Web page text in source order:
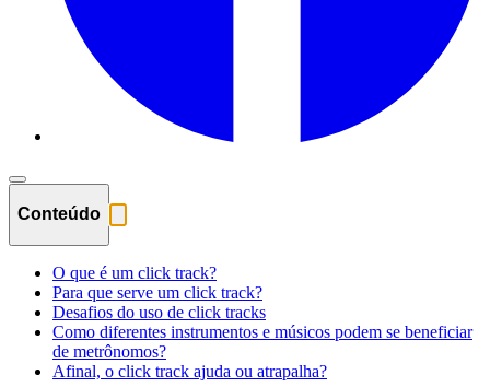
Conteúdo
O que é um click track?
Para que serve um click track?
Desafios do uso de click tracks
Como diferentes instrumentos e músicos podem se beneficiar
de metrônomos?
Afinal, o click track ajuda ou atrapalha?